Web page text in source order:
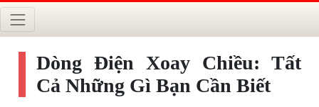
Dòng Điện Xoay Chiều: Tất
Cả Những Gì Bạn Cần Biết